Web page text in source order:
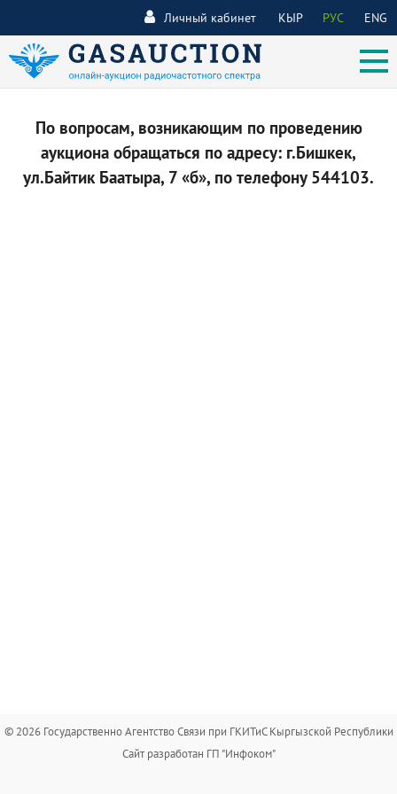
КЫР РУС ENG
Личный кабинет
По вопросам, возникающим по проведению
аукциона обращаться по адресу: г.Бишкек,
ул.Байтик Баатыра, 7 «б», по телефону 544103.
© 2026 Государственно Агентство Связи при ГКИТиС Кыргызской Республики
Сайт разработан ГП "Инфоком"